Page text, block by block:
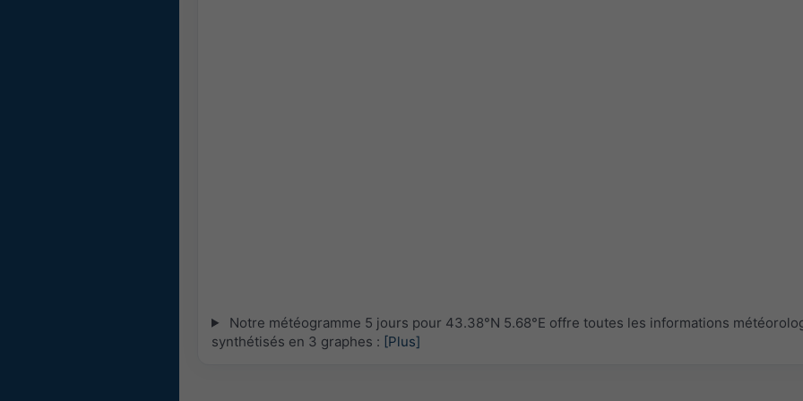
Notre météogramme 5 jours pour 43.38°N 5.68°E offre toutes les informations
synthétisés en 3 graphes : [Plus]